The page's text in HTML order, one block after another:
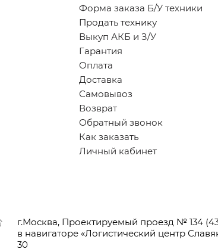
Форма заказа Б/У техники
Продать технику
Выкуп АКБ и З/У
Гарантия
Оплата
Доставка
Самовывоз
Возврат
Обратный звонок
Как заказать
Личный кабинет
г.Москва, Проектируемый проезд № 134
в навигаторе «Логистический центр
30